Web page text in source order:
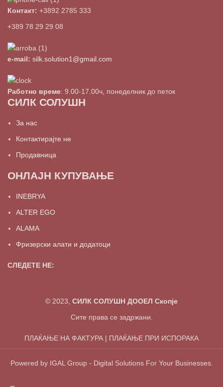
Контакт: +3892 2785 333
+389 78 29 29 08
e-mail: silk.solution1@gmail.com
Работно време: 9.00-17.00ч, понеделник до петок
СИЛК СОЛУШН
За нас
Контактирајте не
Продавница
ОНЛАЈН КУПУВАЊЕ
INEBRYA
ALTER EGO
ALAMA
Фризерски алати и додатоци
СЛЕДЕТЕ НЕ:
© 2023, СИЛК СОЛУШН ДООЕЛ Скопје
Сите права се задржани.
ПЛАЌАЊЕ НА ФАКТУРА | ПЛАЌАЊЕ ПРИ ИСПОРАКА
Powered by IGAL Group - Digital Solutions For Your Businesses.